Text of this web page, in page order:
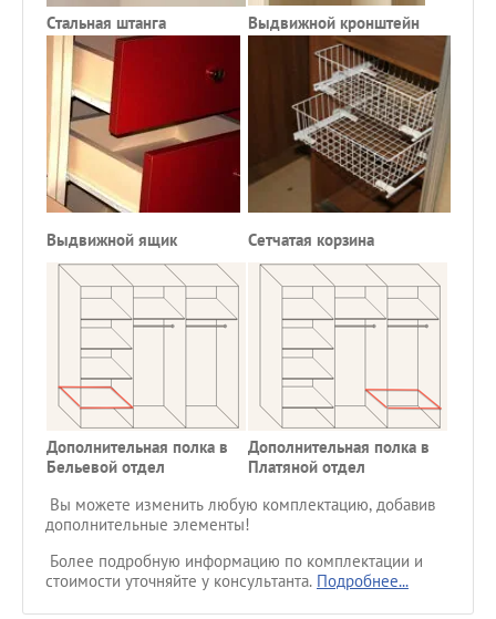
Стальная штанга Выдвижной кронштейн
Выдвижной ящик Сетчатая корзина
Дополнительная полка в
Бельевой отдел
Дополнительная полка в
Платяной отдел
Вы можете изменить любую комплектацию, добавив
дополнительные элементы!
Более подробную информацию по комплектации и
стоимости уточняйте у консультанта. Подробнее...